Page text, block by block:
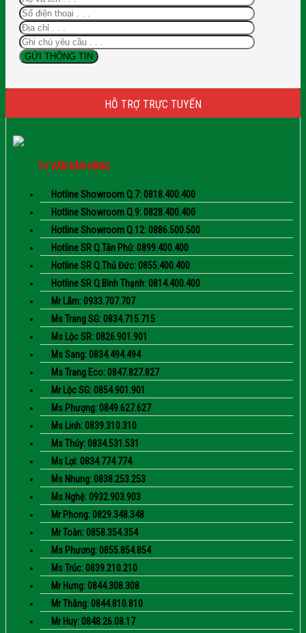
HỖ TRỢ TRỰC TUYẾN
TƯ VẤN BÁN HÀNG
Hotline Showroom Q.7: 0818.400.400
Hotline Showroom Q.9: 0828.400.400
Hotline Showroom Q.12: 0886.500.500
Hotline SR Q.Tân Phú: 0899.400.400
Hotline SR Q.Thủ Đức: 0855.400.400
Hotline SR Q.Bình Thạnh: 0814.400.400
Mr Lãm: 0933.707.707
Ms Trang SG: 0834.715.715
Ms Lộc SR: 0826.901.901
Ms Sang: 0834.494.494
Ms Trang Eco: 0847.827.827
Mr Lộc SG: 0854.901.901
Ms Phượng: 0849.627.627
Ms Linh: 0839.310.310
Ms Thúy: 0834.531.531
Ms Lợi: 0834.774.774
Ms Nhung: 0838.253.253
Ms Nghệ: 0932.903.903
Mr Phong: 0829.348.348
Mr Toàn: 0858.354.354
Ms Phương: 0855.854.854
Ms Trúc: 0839.210.210
Mr Hưng: 0844.308.308
Mr Thắng: 0844.810.810
Mr Huy: 0848.26.08.17